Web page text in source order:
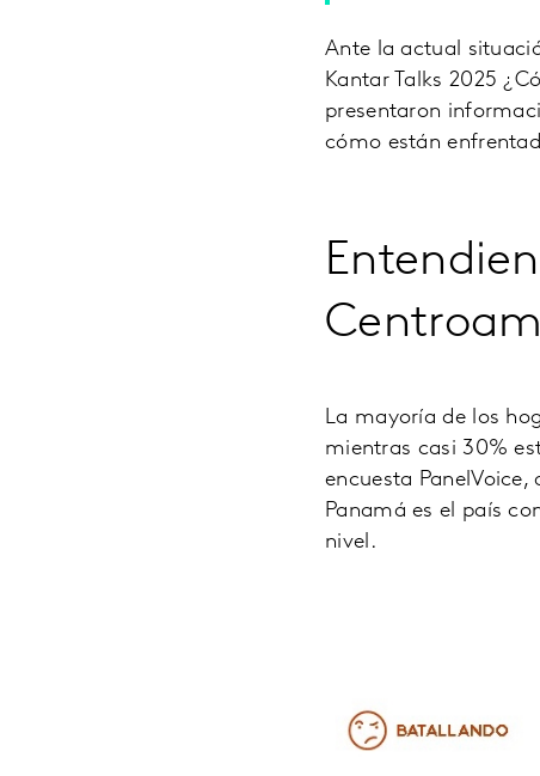
Ante la actual
Kantar Talks 2025
presentaron
cómo están
La mayoría de los
mientras casi 30%
encuesta
Panamá es el país
nivel.